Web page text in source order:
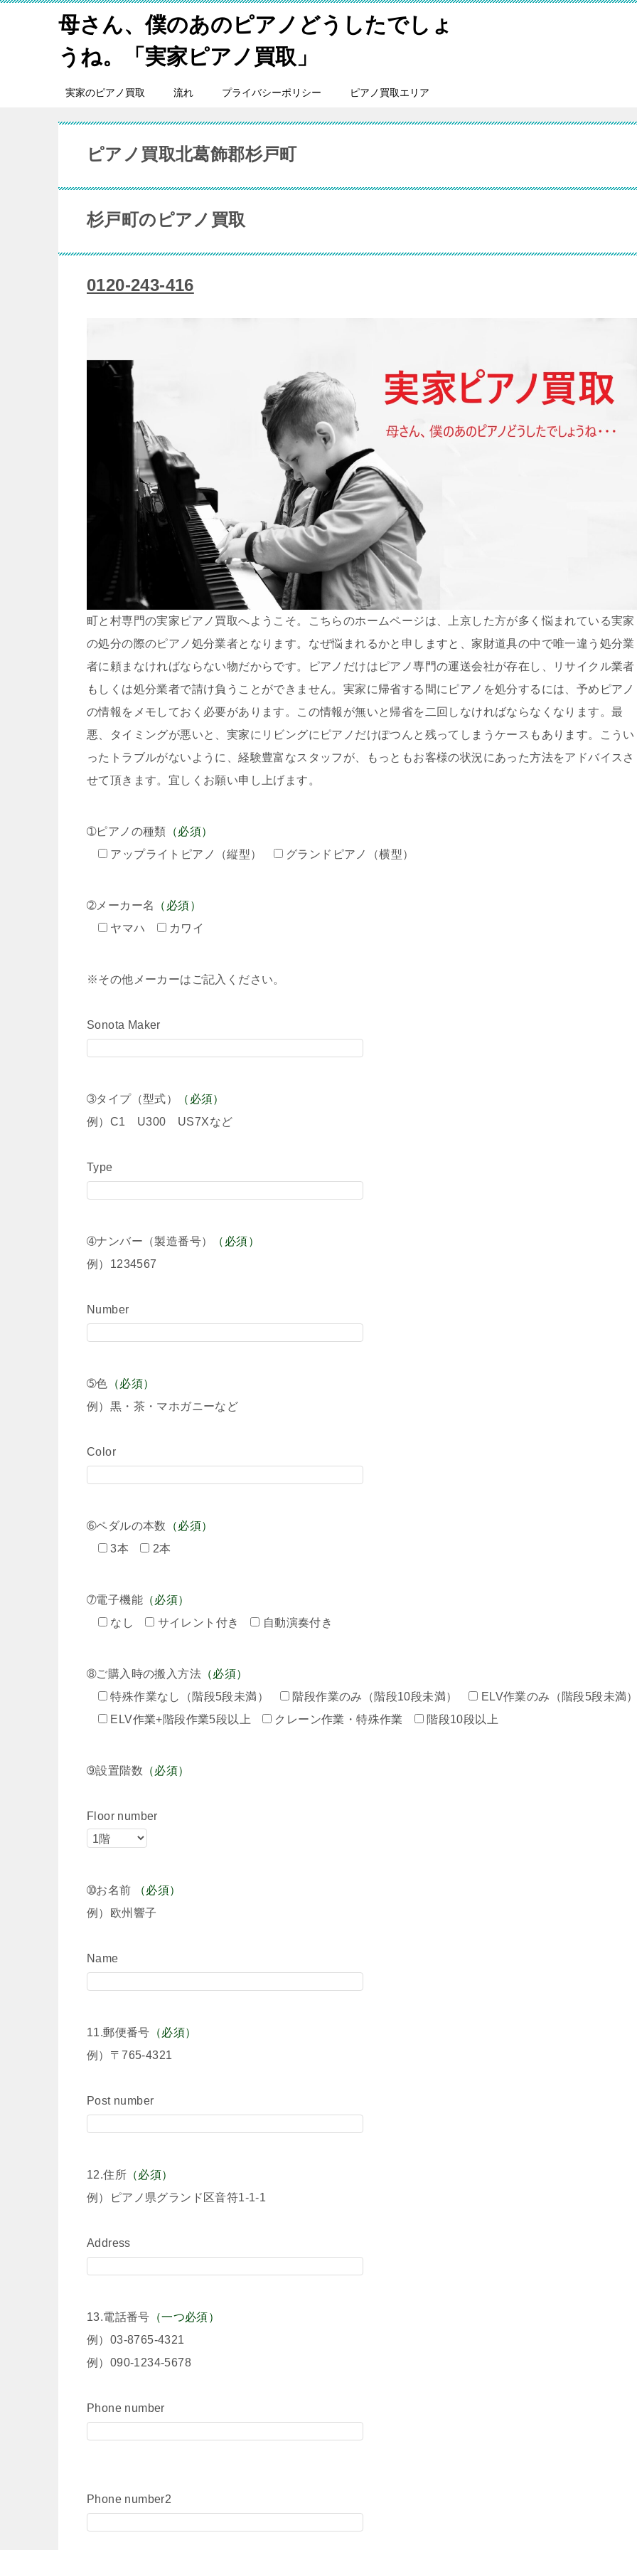
母さん、僕のあのピアノどうしたでしょ
うね。「実家ピアノ買取」
実家のピアノ買取 流れ プライバシーポリシー ピアノ買取エリア
ピアノ買取北葛飾郡杉戸町
杉戸町のピアノ買取
0120-243-416
町と村専門の実家ピアノ買取へようこそ。こちらのホームページは、上京した方が多く悩まれている実家
の処分の際のピアノ処分業者となります。なぜ悩まれるかと申しますと、家財道具の中で唯一違う処分業
者に頼まなければならない物だからです。ピアノだけはピアノ専門の運送会社が存在し、リサイクル業者
もしくは処分業者で請け負うことができません。実家に帰省する間にピアノを処分するには、予めピアノ
の情報をメモしておく必要があります。この情報が無いと帰省を二回しなければならなくなります。最
悪、タイミングが悪いと、実家にリビングにピアノだけぽつんと残ってしまうケースもあります。こうい
ったトラブルがないように、経験豊富なスタッフが、もっともお客様の状況にあった方法をアドバイスさ
せて頂きます。宜しくお願い申し上げます。
➀ピアノの種類 （必須）
アップライトピアノ（縦型）
グランドピアノ（横型）
➁メーカー名
（必須）
ヤマハ
カワイ
※その他メーカーはご記入ください。
Sonota Maker
➂タイプ（型式）
（必須）
例）C1 U300 US7Xなど
Type
➃ナンバー（製造番号）
（必須）
例）1234567
Number
➄色 （必須）
例）黒・茶・マホガニーなど
Color
➅ペダルの本数
（必須）
3本
2本
➆電子機能 （必須）
なし
サイレント付き 自動演奏付き
➇ご購入時の搬入方法 （必須）
特殊作業なし（階段5段未満）
階段作業のみ（階段10段未満）
ELV作業のみ（階段5段未満
ELV作業+階段作業5段以上
クレーン作業・特殊作業 階段10段以上
➈設置階数 （必須）
Floor number
➉お名前
（必須）
例）欧州響子
Name
11.郵便番号 （必須）
例）〒765-4321
Post number
12.住所 （必須）
例）ピアノ県グランド区音符1-1-1
Address
13.電話番号 （一つ必須）
例）03-8765-4321
例）090-1234-5678
Phone number
Phone number2